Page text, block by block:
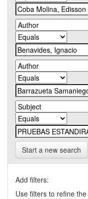
Start a new search
Add filters:
Use filters to refine